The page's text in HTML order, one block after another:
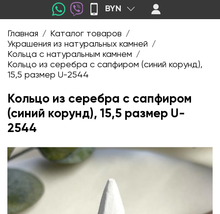
BYN
Главная / Каталог товаров /
Украшения из натуральных камней /
Кольца с натуральным камнем /
Кольцо из серебра с сапфиром (синий корунд),
15,5 размер U-2544
Кольцо из серебра с сапфиром
(синий корунд), 15,5 размер U-
2544